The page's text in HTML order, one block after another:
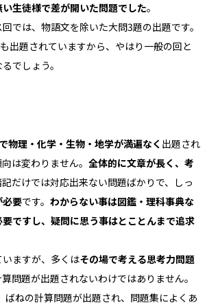
生徒様で差が開いた問題でした。
では、物語文を除いた大問3題の出題です。
出題されていますから、やはり一般の回と
でしょう。
物理・化学・生物・地学が満遍なく 出題され
は変わりません。 全体的に文章が長く、考
だけでは対応出来ない問題ばかりで、しっ
必要です。 わからない事は図鑑・理科事典な
ですし、疑問に思う事はとことんまで追求
ますが、多くはその場で考える思考力問題
問題が出題されないわけではありません。
ばねの計算問題が出題され、問題集によくあ